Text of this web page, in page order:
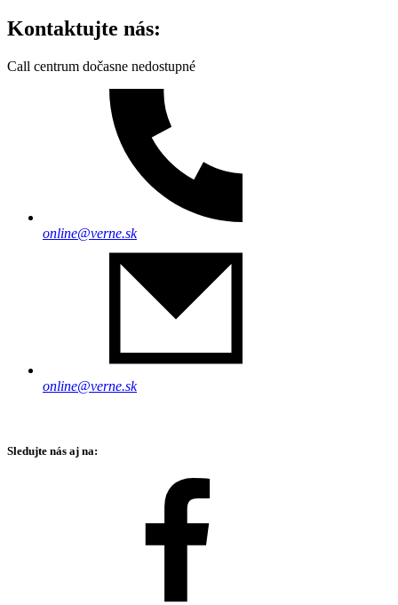
Kontaktujte nás:
Call centrum dočasne nedostupné
online@verne.sk
online@verne.sk
Sledujte nás aj na: